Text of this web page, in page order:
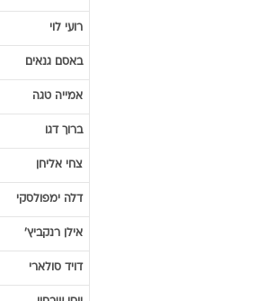
רועי לוי
באסם גנאים
אמייה טגה
ברוך דגו
צחי אליחן
דלה ימפולסקי
אילן רנקביץ'
דויד סולארי